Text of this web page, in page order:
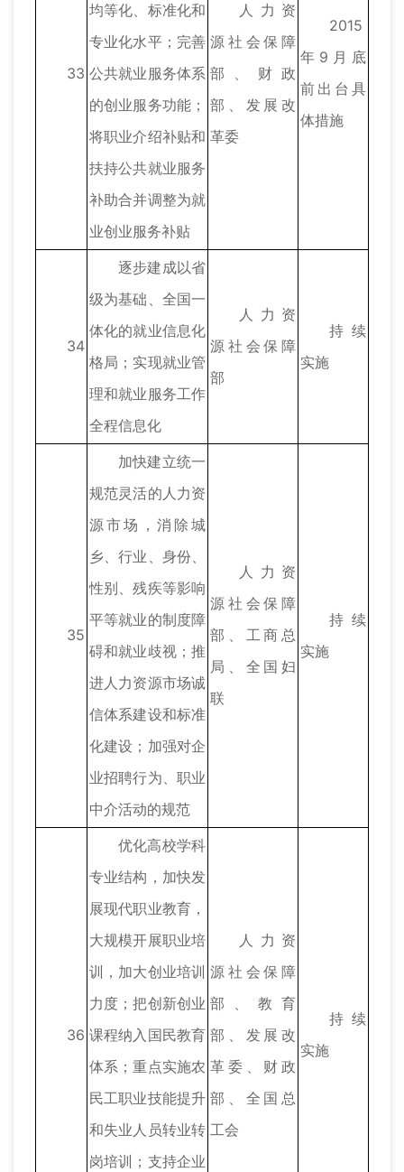
33
均等化、标准化和
专业化水平；完善
公共就业服务体系
的创业服务功能；
将职业介绍补贴和
扶持公共就业服务
补助合并调整为就
业创业服务补贴
人力资
源社会保障
部、财政
部、发展改
革委
2015
年9月底
前出台具
体措施
34
逐步建成以省
级为基础、全国一
体化的就业信息化
格局；实现就业管
理和就业服务工作
全程信息化
人力资
源社会保障
部
持续
实施
35
加快建立统一
规范灵活的人力资
源市场，消除城
乡、行业、身份、
性别、残疾等影响
平等就业的制度障
碍和就业歧视；推
进人力资源市场诚
信体系建设和标准
化建设；加强对企
业招聘行为、职业
中介活动的规范
人力资
源社会保障
部、工商总
局、全国妇
联
持续
实施
36
优化高校学科
专业结构，加快发
展现代职业教育，
大规模开展职业培
训，加大创业培训
力度；把创新创业
课程纳入国民教育
体系；重点实施农
民工职业技能提升
和失业人员转业转
岗培训；支持企业
人力资
源社会保障
部、教育
部、发展改
革委、财政
部、全国总
工会
持续
实施